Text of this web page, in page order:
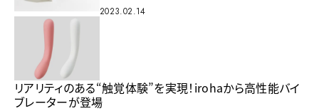
2023.02.14
リアリティのある“触覚体験”を実現！irohaから高性能バイ
ブレーターが登場